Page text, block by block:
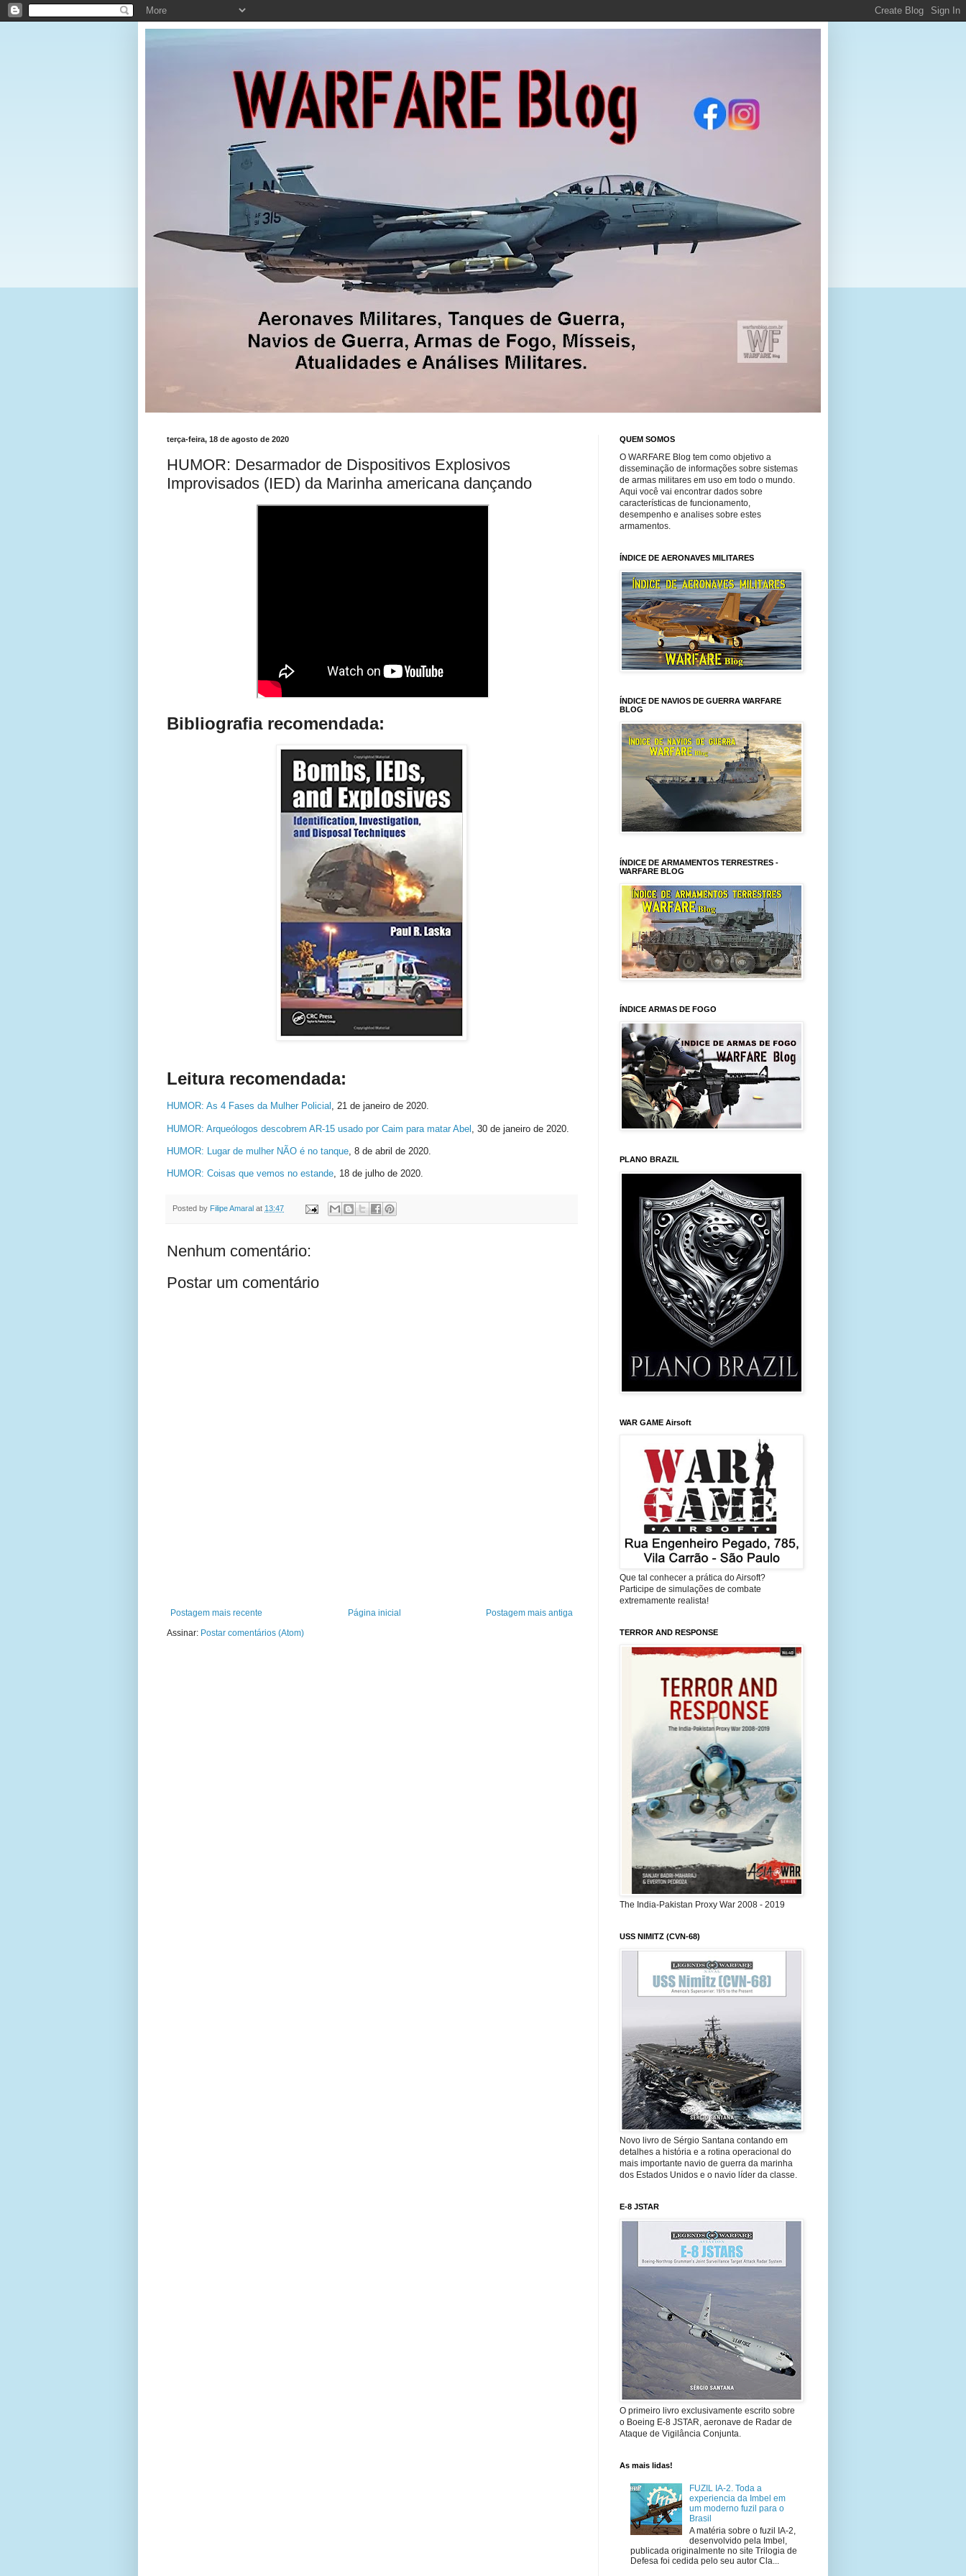
terça-feira, 18 de agosto de 2020
HUMOR: Desarmador de Dispositivos Explosivos
Improvisados (IED) da Marinha americana dançando
Bibliografia recomendada:
Leitura recomendada:
HUMOR: As 4 Fases da Mulher Policial , 21 de janeiro de 2020.
HUMOR: Arqueólogos descobrem AR-15 usado por Caim para matar Abel 30 de janeiro de 2020.
HUMOR: Lugar de mulher NÃO é no tanque 8 de abril de 2020.
HUMOR: Coisas que vemos no estande, 18 de julho de 2020.
Posted by Filipe Amaral at 13:47
Nenhum comentário:
Postar um comentário
Postagem mais recente Postagem mais antiga
Página inicial
Assinar: Postar comentários (Atom)
QUEM SOMOS
O WARFARE Blog tem como objetivo a
disseminação de informações sobre sistemas
de armas militares em uso em todo o mundo.
Aqui você vai encontrar dados sobre
características de funcionamento,
desempenho e analises sobre estes
armamentos.
ÍNDICE DE AERONAVES MILITARES
ÍNDICE DE NAVIOS DE GUERRA WARFARE
BLOG
ÍNDICE DE ARMAMENTOS TERRESTRES -
WARFARE BLOG
ÍNDICE ARMAS DE FOGO
PLANO BRAZIL
WAR GAME Airsoft
Que tal conhecer a prática do Airsoft?
Participe de simulações de combate
extremamente realista!
TERROR AND RESPONSE
The India-Pakistan Proxy War 2008 - 2019
USS NIMITZ (CVN-68)
Novo livro de Sérgio Santana contando em
detalhes a história e a rotina operacional do
mais importante navio de guerra da marinha
dos Estados Unidos e o navio líder da classe.
E-8 JSTAR
O primeiro livro exclusivamente escrito sobre
o Boeing E-8 JSTAR, aeronave de Radar de
Ataque de Vigilância Conjunta.
As mais lidas!
FUZIL IA-2. Toda a
experiencia da Imbel em
um moderno fuzil para o
Brasil
A matéria sobre o fuzil IA-2,
desenvolvido pela Imbel,
publicada originalmente no site Trilogia de
Defesa foi cedida pelo seu autor Cla...